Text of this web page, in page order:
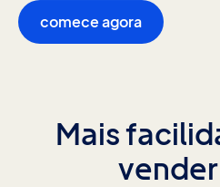
comece agora
Mais